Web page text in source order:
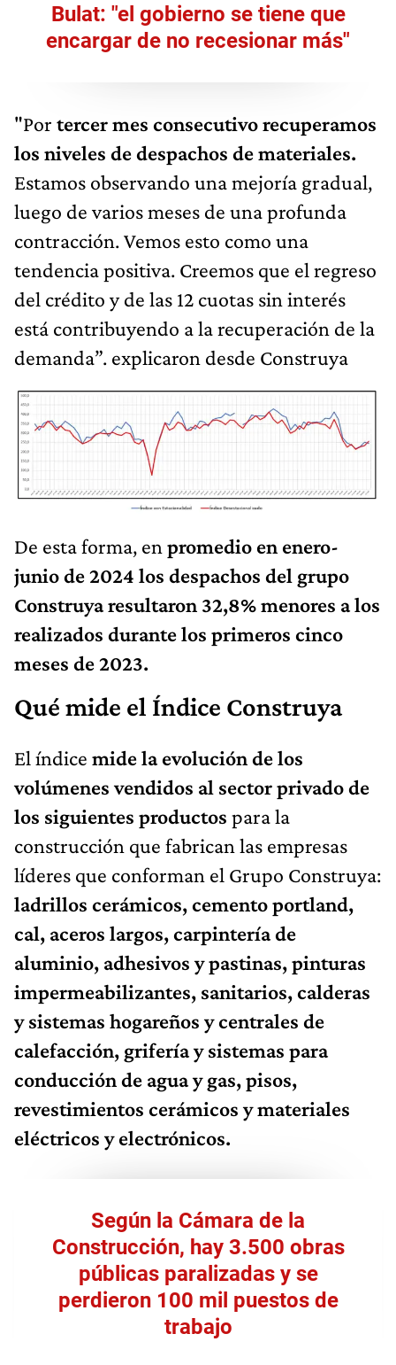
Bulat: "el gobierno se tiene que
encargar de no recesionar más"
"Por tercer mes consecutivo recuperamos
los niveles de despachos de materiales.
Estamos observando una mejoría gradual,
luego de varios meses de una profunda
contracción. Vemos esto como una
tendencia positiva. Creemos que el regreso
del crédito y de las 12 cuotas sin interés
está contribuyendo a la recuperación de la
demanda”. explicaron desde Construya
De esta forma, en promedio en enero-
junio de 2024 los despachos del grupo
Construya resultaron 32,8% menores a los
realizados durante los primeros cinco
meses de 2023.
Qué mide el Índice Construya
El índice mide la evolución de los
volúmenes vendidos al sector privado de
los siguientes productos para la
construcción que fabrican las empresas
líderes que conforman el Grupo Construya:
ladrillos cerámicos, cemento portland,
cal, aceros largos, carpintería de
aluminio, adhesivos y pastinas, pinturas
impermeabilizantes, sanitarios, calderas
y sistemas hogareños y centrales de
calefacción, grifería y sistemas para
conducción de agua y gas, pisos,
revestimientos cerámicos y materiales
eléctricos y electrónicos.
Según la Cámara de la
Construcción, hay 3.500 obras
públicas paralizadas y se
perdieron 100 mil puestos de
trabajo